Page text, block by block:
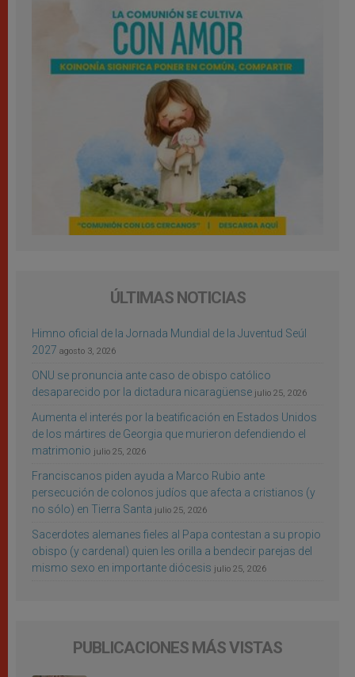
ÚLTIMAS NOTICIAS
Himno oficial de la Jornada Mundial de la Juventud Seúl
2027 agosto 3, 2026
ONU se pronuncia ante caso de obispo católico
desaparecido por la dictadura nicaragüense julio 25, 2026
Aumenta el interés por la beatificación en Estados Unidos
de los mártires de Georgia que murieron defendiendo el
matrimonio julio 25, 2026
Franciscanos piden ayuda a Marco Rubio ante
persecución de colonos judíos que afecta a cristianos (y
no sólo) en Tierra Santa julio 25, 2026
Sacerdotes alemanes fieles al Papa contestan a su propio
obispo (y cardenal) quien les orilla a bendecir parejas del
mismo sexo en importante diócesis julio 25, 2026
PUBLICACIONES MÁS VISTAS